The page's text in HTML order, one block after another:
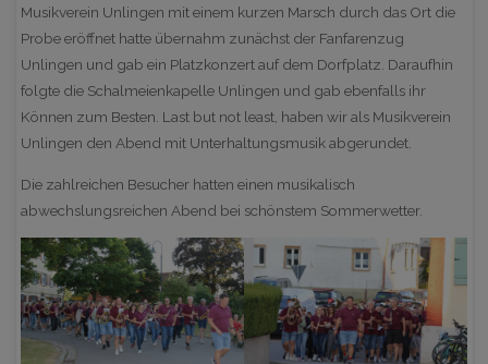
Musikverein Unlingen mit einem kurzen Marsch durch das Ort die
Probe eröffnet hatte übernahm zunächst der Fanfarenzug
Unlingen und gab ein Platzkonzert auf dem Dorfplatz. Daraufhin
folgte die Schalmeienkapelle Unlingen und gab ebenfalls ihr
Können zum Besten. Last but not least, haben wir als Musikverein
Unlingen den Abend mit Unterhaltungsmusik abgerundet.
Die zahlreichen Besucher hatten einen musikalisch
abwechslungsreichen Abend bei schönstem Sommerwetter.